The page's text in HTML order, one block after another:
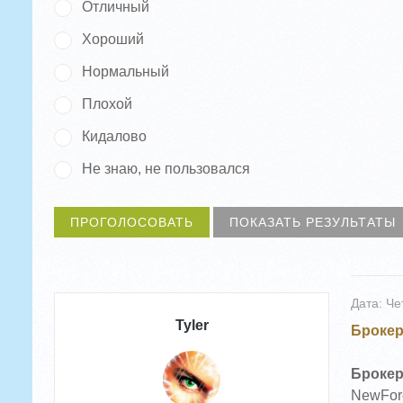
Отличный
Хороший
Нормальный
Плохой
Кидалово
Не знаю, не пользовался
Tyler
Дата: